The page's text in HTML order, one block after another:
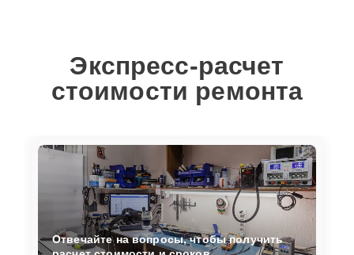
Экспресс-расчет
стоимости ремонта
Отвечайте на вопросы, чтобы получить